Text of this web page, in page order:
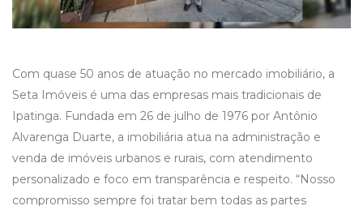
Com quase 50 anos de atuação no mercado imobiliário, a
Seta Imóveis é uma das empresas mais tradicionais de
Ipatinga. Fundada em 26 de julho de 1976 por Antônio
Alvarenga Duarte, a imobiliária atua na administração e
venda de imóveis urbanos e rurais, com atendimento
personalizado e foco em transparência e respeito. “Nosso
compromisso sempre foi tratar bem todas as partes